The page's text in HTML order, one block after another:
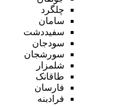
چلگرد
سامان
سفیددشت
سودجان
سورشجان
شلمزار
طاقانک
فارسان
فرادبنه